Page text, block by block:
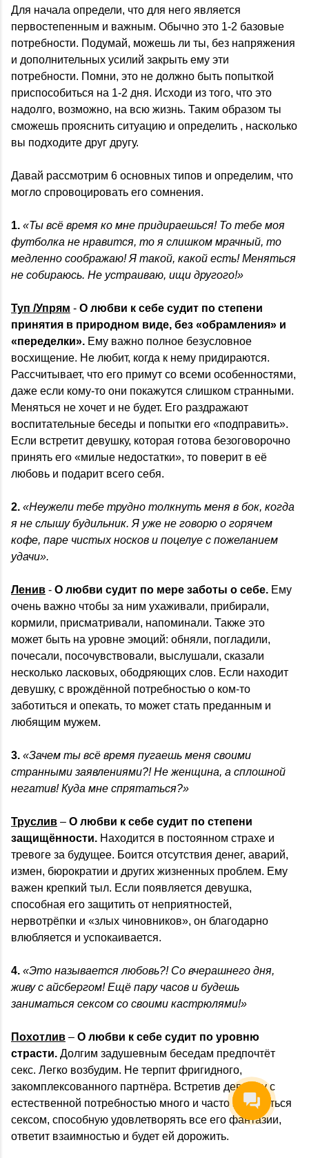
Для начала определи, что для него является
первостепенным и важным. Обычно это 1-2 базовые
потребности. Подумай, можешь ли ты, без напряжения
и дополнительных усилий закрыть ему эти
потребности. Помни, это не должно быть попыткой
приспособиться на 1-2 дня. Исходи из того, что это
надолго, возможно, на всю жизнь. Таким образом ты
сможешь прояснить ситуацию и определить , насколько
вы подходите друг другу.
Давай рассмотрим 6 основных типов и определим, что
могло спровоцировать его сомнения.
1. «Ты всё время ко мне придираешься! То тебе моя
футболка не нравится, то я слишком мрачный, то
медленно соображаю! Я такой, какой есть! Меняться
не собираюсь. Не устраиваю, ищи другого!»
Туп /Упрям - О любви к себе судит по степени
принятия в природном виде, без «обрамления» и
«переделки». Ему важно полное безусловное
восхищение. Не любит, когда к нему придираются.
Рассчитывает, что его примут со всеми особенностями,
даже если кому-то они покажутся слишком странными.
Меняться не хочет и не будет. Его раздражают
воспитательные беседы и попытки его «подправить».
Если встретит девушку, которая готова безоговорочно
принять его «милые недостатки», то поверит в её
любовь и подарит всего себя.
2. «Неужели тебе трудно толкнуть меня в бок, когда
я не слышу будильник. Я уже не говорю о горячем
кофе, паре чистых носков и поцелуе с пожеланием
удачи».
Ленив - О любви судит по мере заботы о себе. Ему
очень важно чтобы за ним ухаживали, прибирали,
кормили, присматривали, напоминали. Также это
может быть на уровне эмоций: обняли, погладили,
почесали, посочувствовали, выслушали, сказали
несколько ласковых, ободряющих слов. Если находит
девушку, с врождённой потребностью о ком-то
заботиться и опекать, то может стать преданным и
любящим мужем.
3. «Зачем ты всё время пугаешь меня своими
странными заявлениями?! Не женщина, а сплошной
негатив! Куда мне спрятаться?»
Труслив – О любви к себе судит по степени
защищённости. Находится в постоянном страхе и
тревоге за будущее. Боится отсутствия денег, аварий,
измен, бюрократии и других жизненных проблем. Ему
важен крепкий тыл. Если появляется девушка,
способная его защитить от неприятностей,
нервотрёпки и «злых чиновников», он благодарно
влюбляется и успокаивается.
4. «Это называется любовь?! Со вчерашнего дня,
живу с айсбергом! Ещё пару часов и будешь
заниматься сексом со своими кастрюлями!»
Похотлив – О любви к себе судит по уровню
страсти. Долгим задушевным беседам предпочтёт
секс. Легко возбудим. Не терпит фригидного,
закомплексованного партнёра. Встретив девушку с
естественной потребностью много и часто заниматься
сексом, способную удовлетворять все его фантазии,
ответит взаимностью и будет ей дорожить.